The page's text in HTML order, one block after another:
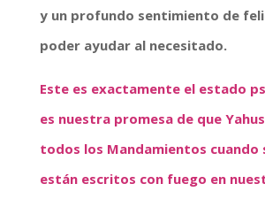
y un profundo sentimiento de
poder ayudar al necesitado.
Este es exactamente el estado
es nuestra promesa de que
todos los Mandamientos cuando
están escritos con fuego en